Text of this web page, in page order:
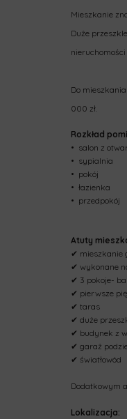
Mieszkanie
Duże
Do
000 zł.
Rozkład
•⁠ ⁠salon z
•⁠ ⁠sypialnia
•⁠ ⁠pokój
•⁠ ⁠łazienka
•⁠ ⁠przedpokój
Atuty
✔ mieszkanie
✔ wykonane
✔ 3 pokoje-
✔ pierwsze
✔ taras
✔ duże
✔ budynek z
✔ garaż
✔ światłowód
Dodatkowym
Lokalizacja: